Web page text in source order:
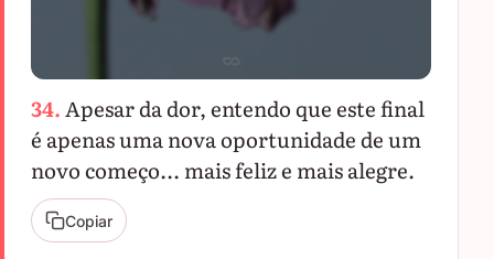
34.Apesar da dor, entendo que este final
é apenas uma nova oportunidade de um
novo começo... mais feliz e mais alegre.
Copiar